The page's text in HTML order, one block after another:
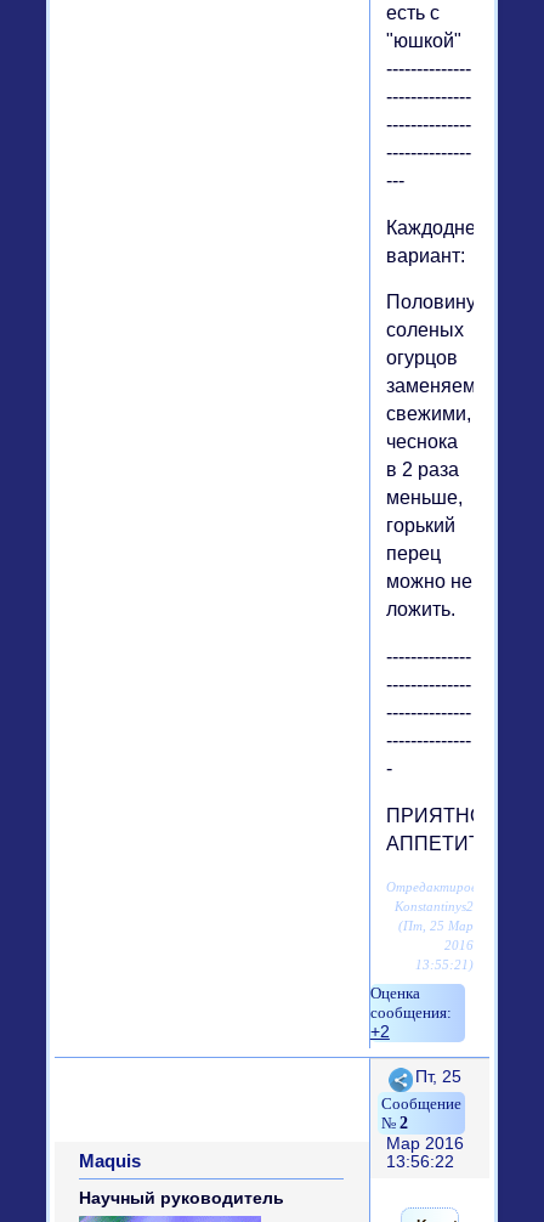
есть с
"юшкой"
--------------
--------------
--------------
--------------
---
Каждодневный
вариант:
Половину
соленых
огурцов
заменяем
свежими,
чеснока
в 2 раза
меньше,
горький
перец
можно не
ложить.
--------------
--------------
--------------
--------------
-
ПРИЯТНОГО
АППЕТИТА!
Отредактировано
Konstantinys2
(Пт, 25 Мар
2016
13:55:21)
+2
Поделиться
2
Пт, 25
Мар 2016
13:56:22
Maquis
Научный руководитель